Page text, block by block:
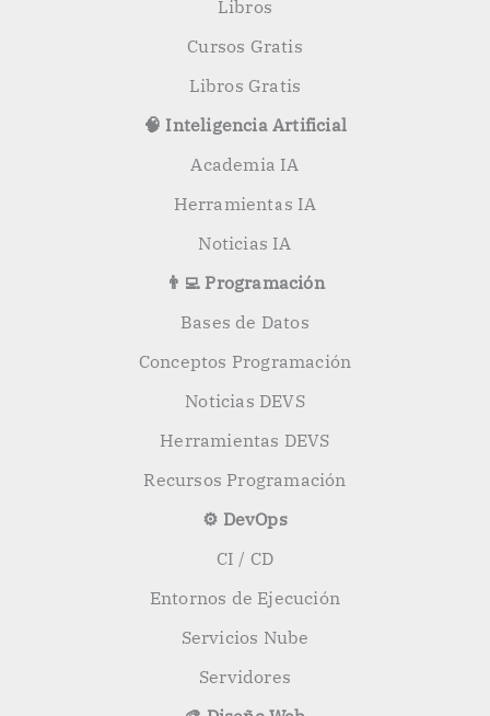
Libros
Cursos Gratis
Libros Gratis
🧠 Inteligencia Artificial
Academia IA
Herramientas IA
Noticias IA
👨‍💻 Programación
Bases de Datos
Conceptos Programación
Noticias DEVS
Herramientas DEVS
Recursos Programación
⚙️ DevOps
CI / CD
Entornos de Ejecución
Servicios Nube
Servidores